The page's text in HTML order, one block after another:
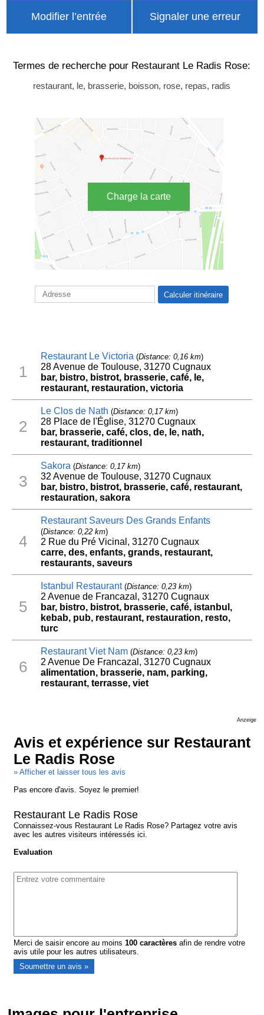
Modifier l’entrée Signaler une erreur
Termes de recherche pour Restaurant Le Radis Rose:
restaurant, le, brasserie, boisson, rose, repas, radis
Charge la carte
1
Restaurant Le Victoria (Distance: 0,16 km)
28 Avenue de Toulouse, 31270 Cugnaux
bar, bistro, bistrot, brasserie, café, le,
restaurant, restauration, victoria
2
Le Clos de Nath (Distance: 0,17 km)
28 Place de l'Église, 31270 Cugnaux
bar, brasserie, café, clos, de, le, nath,
restaurant, traditionnel
3
Sakora (Distance: 0,17 km)
32 Avenue de Toulouse, 31270 Cugnaux
bar, bistro, bistrot, brasserie, café, restaurant,
restauration, sakora
4
Restaurant Saveurs Des Grands Enfants
(Distance: 0,22 km)
2 Rue du Pré Vicinal, 31270 Cugnaux
carre, des, enfants, grands, restaurant,
restaurants, saveurs
5
Istanbul Restaurant(Distance: 0,23 km)
2 Avenue de Francazal, 31270 Cugnaux
bar, bistro, bistrot, brasserie, café, istanbul,
kebab, pub, restaurant, restauration, resto,
turc
6
Restaurant Viet Nam(Distance: 0,23 km)
2 Avenue De Francazal, 31270 Cugnaux
alimentation, brasserie, nam, parking,
restaurant, terrasse, viet
Anzeige
Avis et expérience sur Restaurant
Le Radis Rose
» Afficher et laisser tous les avis
Pas encore d'avis. Soyez le premier!
Restaurant Le Radis Rose
Connaissez-vous Restaurant Le Radis Rose? Partagez votre avis
avec les autres visiteurs intéressés ici.
Evaluation
Merci de saisir encore au moins100 caractères afin de rendre votre
avis utile pour les autres utilisateurs.